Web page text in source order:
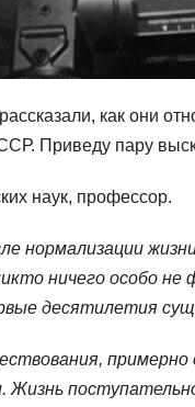
как они
Приведу пару
наук, профессор.
нормализации
ничего особо
десятилетия
примерно
Жизнь